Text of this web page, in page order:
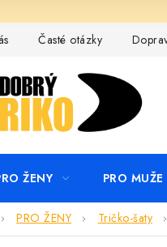
Časté otázky
ŽENY PRO MUŽE
PRO ŽENY Tričko-šaty